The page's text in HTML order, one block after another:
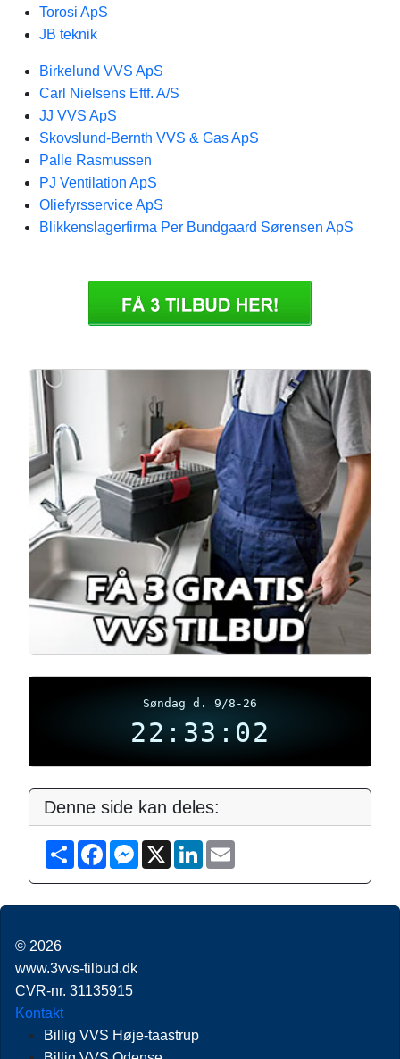
Torosi ApS
JB teknik
Birkelund VVS ApS
Carl Nielsens Eftf. A/S
JJ VVS ApS
Skovslund-Bernth VVS & Gas ApS
Palle Rasmussen
PJ Ventilation ApS
Oliefyrsservice ApS
Blikkenslagerfirma Per Bundgaard Sørensen ApS
Søndag d. 9/8-26
22:33:03
Denne side kan deles:
S
h
e
F
b
M
e
X
L
e
l
© 2026
www.3vvs-tilbud.dk
CVR-nr. 31135915
Kontakt
Billig VVS Høje-taastrup